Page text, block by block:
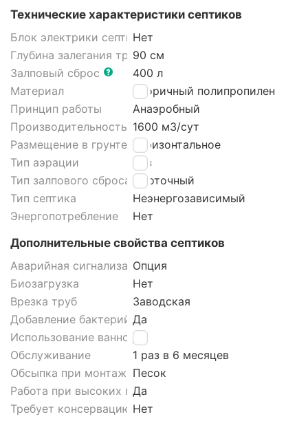
Технические характеристики септиков
Блок электрики септика
Нет
Глубина залегания трубы90 см
Залповый сброс
400 л
Материал
Вторичный полипропилен
Принцип работы
Анаэробный
Производительность 1600 м3/cут
Размещение в грунте септикаГоризонтальное
Тип аэрации
Без
Тип залпового сброса септика
Проточный
Тип септика
Неэнергозависимый
Энергопотребление
Нет
Дополнительные свойства септиков
Аварийная сигнализация септика
Опция
Биозагрузка
Нет
Врезка труб
Заводская
Добавление бактерий Да
Использование ваннойДа
Обслуживание
1 раз в 6 месяцев
Обсыпка при монтаже септика
Песок
Работа при высоких грунтовых водах септика
Да
Требует консервацию Нет